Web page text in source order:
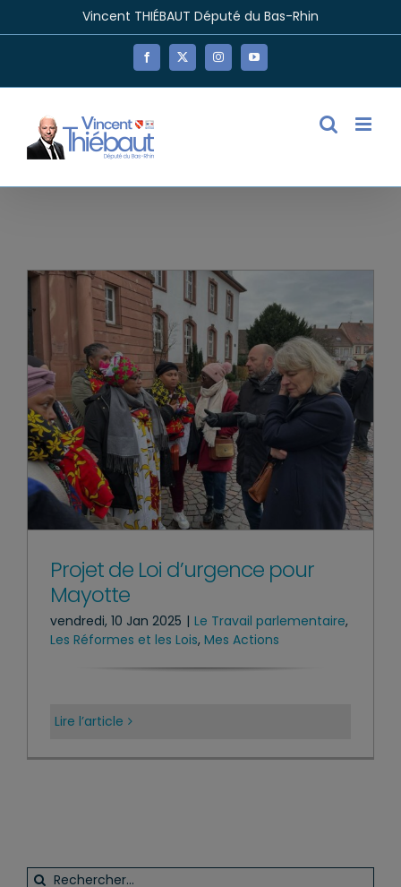
Vincent THIÉBAUT Député du Bas-Rhin
Facebook
X InstagramYouTube
Projet de Loi d’urgence pour
Mayotte
vendredi, 10 Jan 2025 | Le Travail parlementaire,
Les Réformes et les Lois, Mes Actions
Lire l’article
Rechercher: